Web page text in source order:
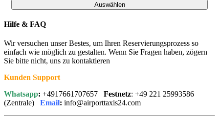
Auswählen
Hilfe & FAQ
Wir versuchen unser Bestes, um Ihren Reservierungsprozess so
einfach wie möglich zu gestalten. Wenn Sie Fragen haben, zögern
Sie bitte nicht, uns zu kontaktieren
Kunden Support
Whatsapp: +4917661707657 Festnetz: +49 221 25993586
(Zentrale) Email: info@airporttaxis24.com